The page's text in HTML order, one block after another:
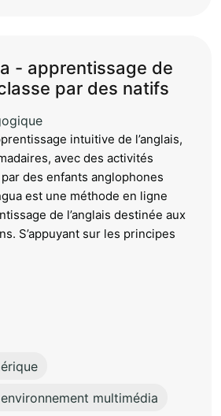
- apprentissage de
par des natifs
intuitive de l’anglais,
avec des activités
des enfants anglophones
est une méthode en ligne
de l’anglais destinée aux
S’appuyant sur les principes
multimédia